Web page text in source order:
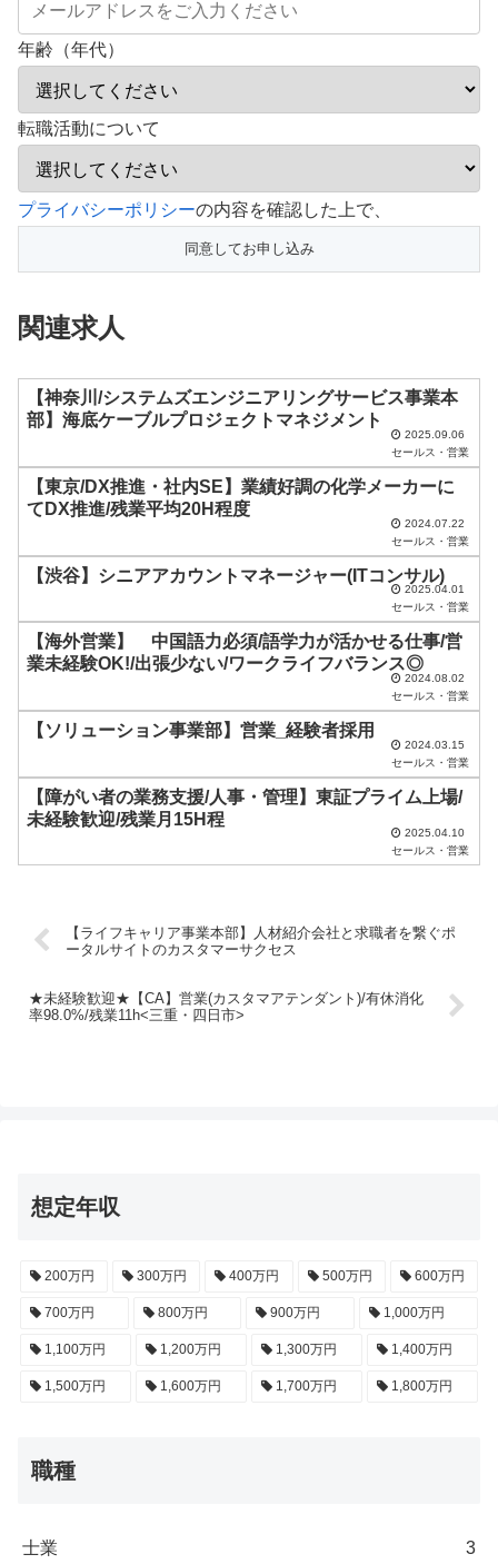
年齢（年代）
転職活動について
こ
フ
ー
は
ま
ま
く
だ
プライバシーポリシーの内容を確認した上で、
関連求人
【神奈川/システムズエンジニアリングサービス事業本
部】海底ケーブルプロジェクトマネジメント
2025.09.06
セールス・営業
【東京/DX推進・社内SE】業績好調の化学メーカーに
てDX推進/残業平均20H程度
2024.07.22
セールス・営業
【渋谷】シニアアカウントマネージャー(ITコンサル)
2025.04.01
セールス・営業
【海外営業】 中国語力必須/語学力が活かせる仕事/営
業未経験OK!/出張少ない/ワークライフバランス◎
2024.08.02
セールス・営業
【ソリューション事業部】営業_経験者採用
2024.03.15
セールス・営業
【障がい者の業務支援/人事・管理】東証プライム上場/
未経験歓迎/残業月15H程
2025.04.10
セールス・営業
【ライフキャリア事業本部】人材紹介会社と求職者を繋ぐポ
ータルサイトのカスタマーサクセス
★未経験歓迎★【CA】営業(カスタマアテンダント)/有休消化
率98.0%/残業11h<三重・四日市>
想定年収
200万円 300万円 400万円 500万円 600万円
700万円 800万円 900万円 1,000万円
1,100万円 1,200万円 1,300万円 1,400万円
1,500万円 1,600万円 1,700万円 1,800万円
職種
士業 3